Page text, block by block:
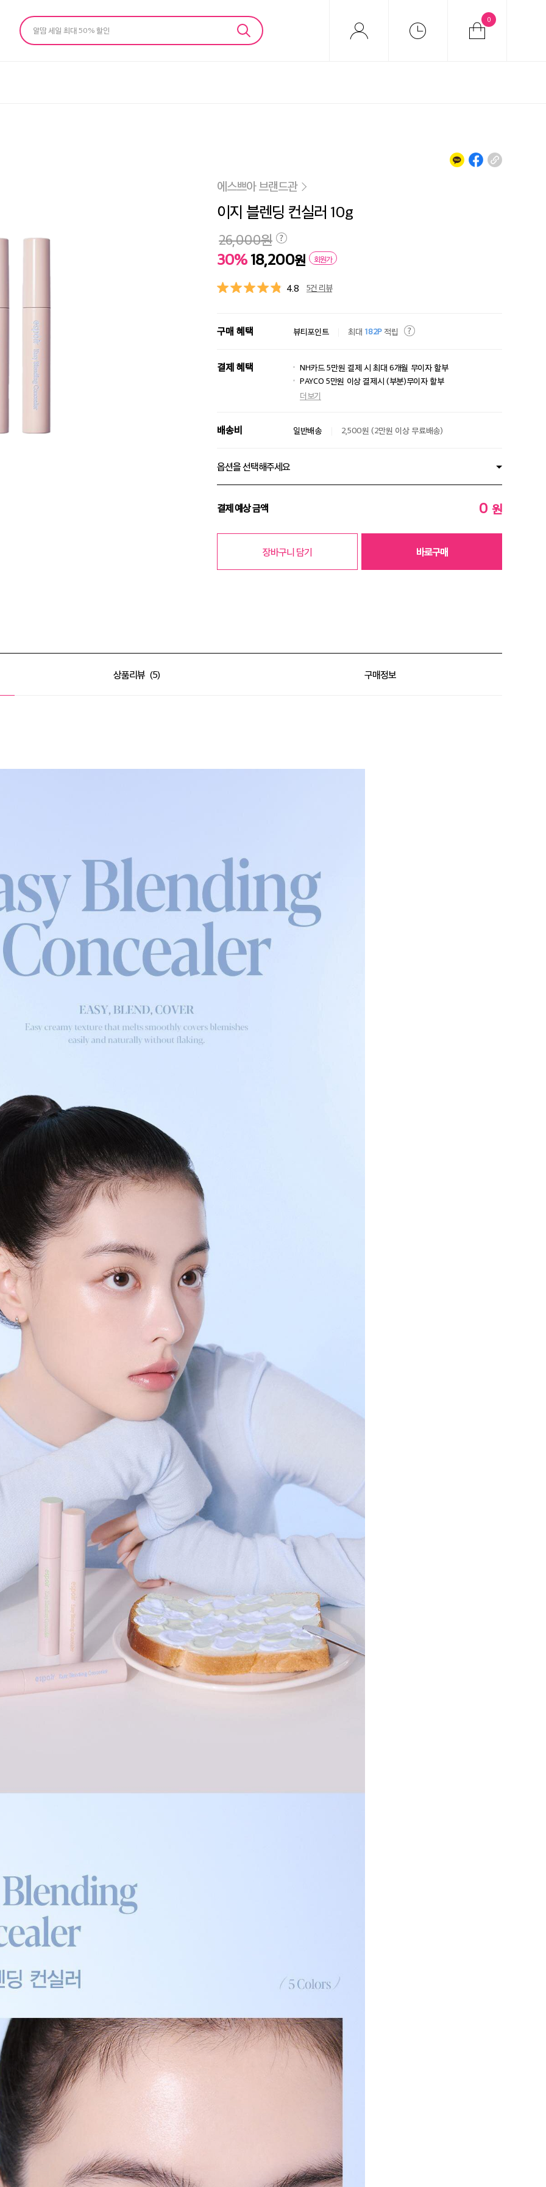
알땀 세일 최대 50% 할인
0
에스쁘아 브랜드관
이지 블렌딩 컨실러 10g
30% 18,200원 회원가
26,000원
4.8 5건 리뷰
구매 혜택 뷰티포인트 최대 182P적립
결제 혜택
NH카드 5만원 결제 시 최대 6개월 무이자 할부
PAYCO 5만원 이상 결제시 (부분)무이자 할부
더보기
배송비 일반배송 2,500원 (2만원 이상 무료배송)
옵션을 선택해주세요
결제 예상 금액 0 원
장바구니 담기 바로구매
상품리뷰 5 구매정보